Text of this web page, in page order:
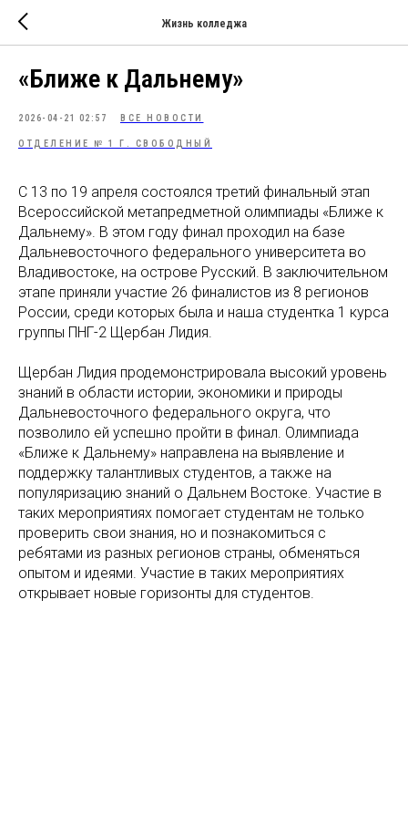
Жизнь колледжа
«Ближе к Дальнему»
2026-04-21 02:57 ВСЕ НОВОСТИ
ОТДЕЛЕНИЕ № 1 Г. СВОБОДНЫЙ
С 13 по 19 апреля состоялся третий финальный этап
Всероссийской метапредметной олимпиады «Ближе к
Дальнему». В этом году финал проходил на базе
Дальневосточного федерального университета во
Владивостоке, на острове Русский. В заключительном
этапе приняли участие 26 финалистов из 8 регионов
России, среди которых была и наша студентка 1 курса
группы ПНГ-2 Щербан Лидия.
Щербан Лидия продемонстрировала высокий уровень
знаний в области истории, экономики и природы
Дальневосточного федерального округа, что
позволило ей успешно пройти в финал. Олимпиада
«Ближе к Дальнему» направлена на выявление и
поддержку талантливых студентов, а также на
популяризацию знаний о Дальнем Востоке. Участие в
таких мероприятиях помогает студентам не только
проверить свои знания, но и познакомиться с
ребятами из разных регионов страны, обменяться
опытом и идеями. Участие в таких мероприятиях
открывает новые горизонты для студентов.